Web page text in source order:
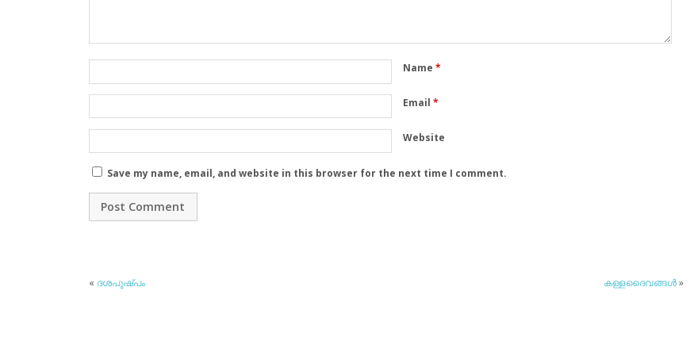
Name *
Email *
Website
Save my name, email, and website in this browser for the next time I comment.
« ദശപുഷ്പം കള്ളദൈവങ്ങള്‍»